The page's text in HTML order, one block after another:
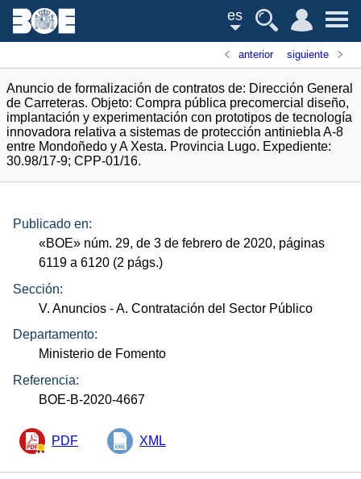
es
anterior siguiente
Anuncio de formalización de contratos de: Dirección General
de Carreteras. Objeto: Compra pública precomercial diseño,
implantación y experimentación con prototipos de tecnología
innovadora relativa a sistemas de protección antiniebla A-8
entre Mondoñedo y A Xesta. Provincia Lugo. Expediente:
30.98/17-9; CPP-01/16.
Publicado en:
«BOE» núm. 29, de 3 de febrero de 2020, páginas
6119 a 6120 (2 págs.)
Sección:
V. Anuncios - A. Contratación del Sector Público
Departamento:
Ministerio de Fomento
Referencia:
BOE-B-2020-4667
PDF XML